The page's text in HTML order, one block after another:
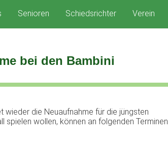
Senioren Schiedsrichter Verein
bei den Bambini
die Neuaufnahme für die jüngsten
spielen wollen, können an folgenden Terminen